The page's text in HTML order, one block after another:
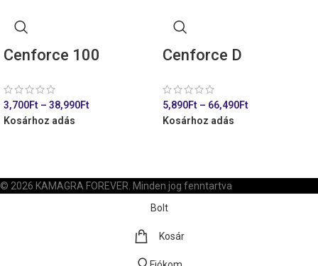
Cenforce 100
3,700Ft – 38,990Ft
Kosárhoz adás
Cenforce D
5,890Ft – 66,490Ft
Kosárhoz adás
© 2026 KAMAGRA FOREVER. Minden jog fenntartva
Bolt
Kosár